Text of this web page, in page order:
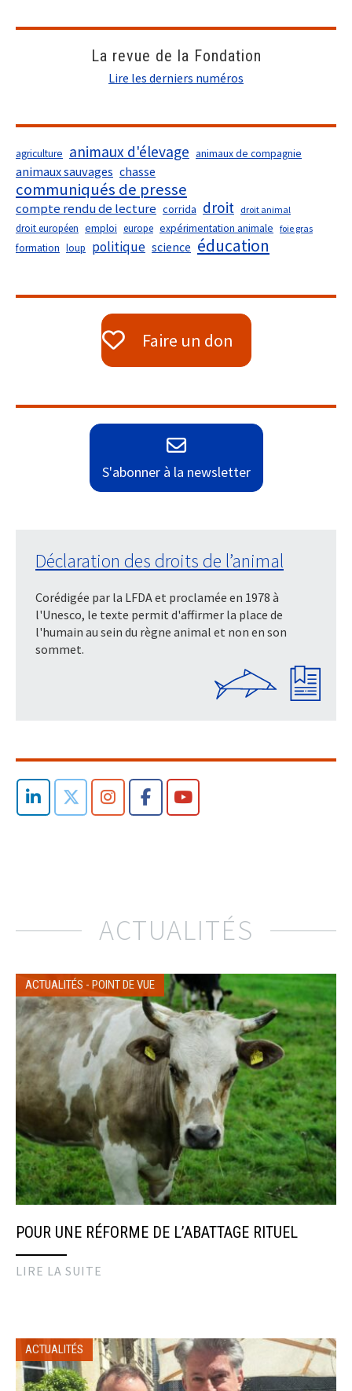
La revue de la Fondation
Lire les derniers numéros
agriculture animaux d'élevage animaux de compagnie
animaux sauvages chasse
communiqués de presse
compte rendu de lecture corrida droit droit animal
droit européen emploi europe expérimentation animale foie gras
formation loup politique science éducation
Faire un don
S'abonner à la newsletter
Déclaration des droits de l’animal
Corédigée par la LFDA et proclamée en 1978 à
l'Unesco, le texte permit d'affirmer la place de
l'humain au sein du règne animal et non en son
sommet.
ACTUALITÉS
ACTUALITÉS - POINT DE VUE
POUR UNE RÉFORME DE L’ABATTAGE RITUEL
LIRE LA SUITE
ACTUALITÉS